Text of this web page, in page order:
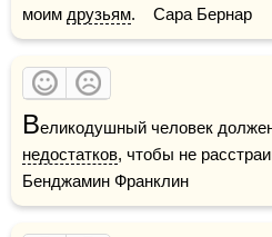
моим друзьям.    Сара Бернар
В
недостатков, чтобы не
Бенджамин Франклин